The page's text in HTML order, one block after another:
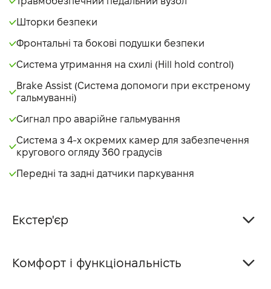
Шторки безпеки
Фронтальні та бокові подушки безпеки
Система утримання на схилі (Hill hold control)
Brake Assist (Система допомоги при екстреному
гальмуванні)
Сигнал про аварійне гальмування
Система з 4-х окремих камер для забезпечення
кругового огляду 360 градусів
Передні та задні датчики паркування
Екстер'єр
Комфорт і функціональність